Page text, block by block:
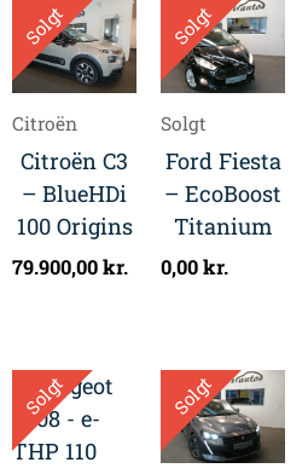
Solgt
Citroën
Citroën C3
– BlueHDi
100 Origins
79.900,00kr.
Solgt
Solgt
Ford Fiesta
– EcoBoost
Titanium
0,00kr.
Solgt Solgt